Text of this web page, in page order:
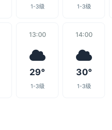
1-3级 1-3级
13:00
29°
1-3级
14:00
30°
1-3级